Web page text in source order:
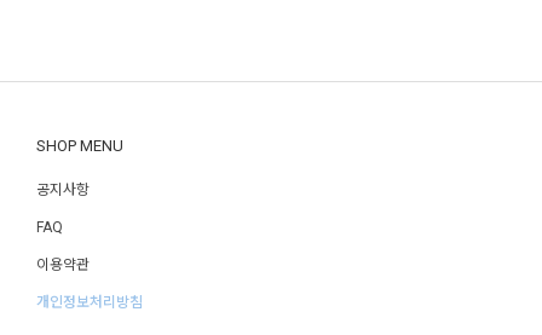
SHOP MENU
공지사항
FAQ
이용약관
개인정보처리방침